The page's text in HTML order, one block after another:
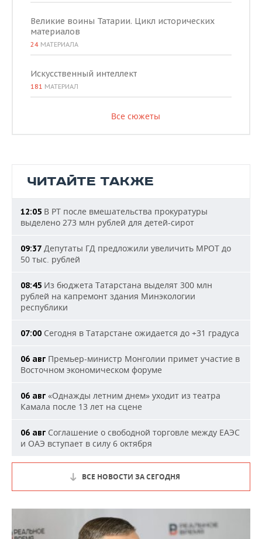
Великие воины Татарии. Цикл исторических
материалов
24 МАТЕРИАЛА
Искусственный интеллект
181 МАТЕРИАЛ
Все сюжеты
ЧИТАЙТЕ ТАКЖЕ
12:05 В РТ после вмешательства прокуратуры
выделено 273 млн рублей для детей-сирот
09:37 Депутаты ГД предложили увеличить МРОТ до
50 тыс. рублей
08:45 Из бюджета Татарстана выделят 300 млн
рублей на капремонт здания Минэкологии
республики
07:00 Сегодня в Татарстане ожидается до +31 градуса
06 авг Премьер-министр Монголии примет участие в
Восточном экономическом форуме
06 авг «Однажды летним днем» уходит из театра
Камала после 13 лет на сцене
06 авг Соглашение о свободной торговле между ЕАЭС
и ОАЭ вступает в силу 6 октября
ВСЕ НОВОСТИ ЗА СЕГОДНЯ